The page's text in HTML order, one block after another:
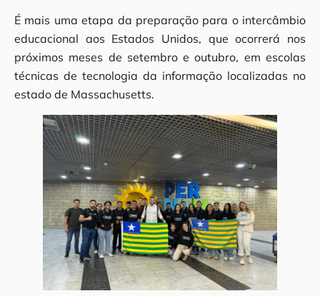
É mais uma etapa da preparação para o intercâmbio
educacional aos Estados Unidos, que ocorrerá nos
próximos meses de setembro e outubro, em escolas
técnicas de tecnologia da informação localizadas no
estado de Massachusetts.